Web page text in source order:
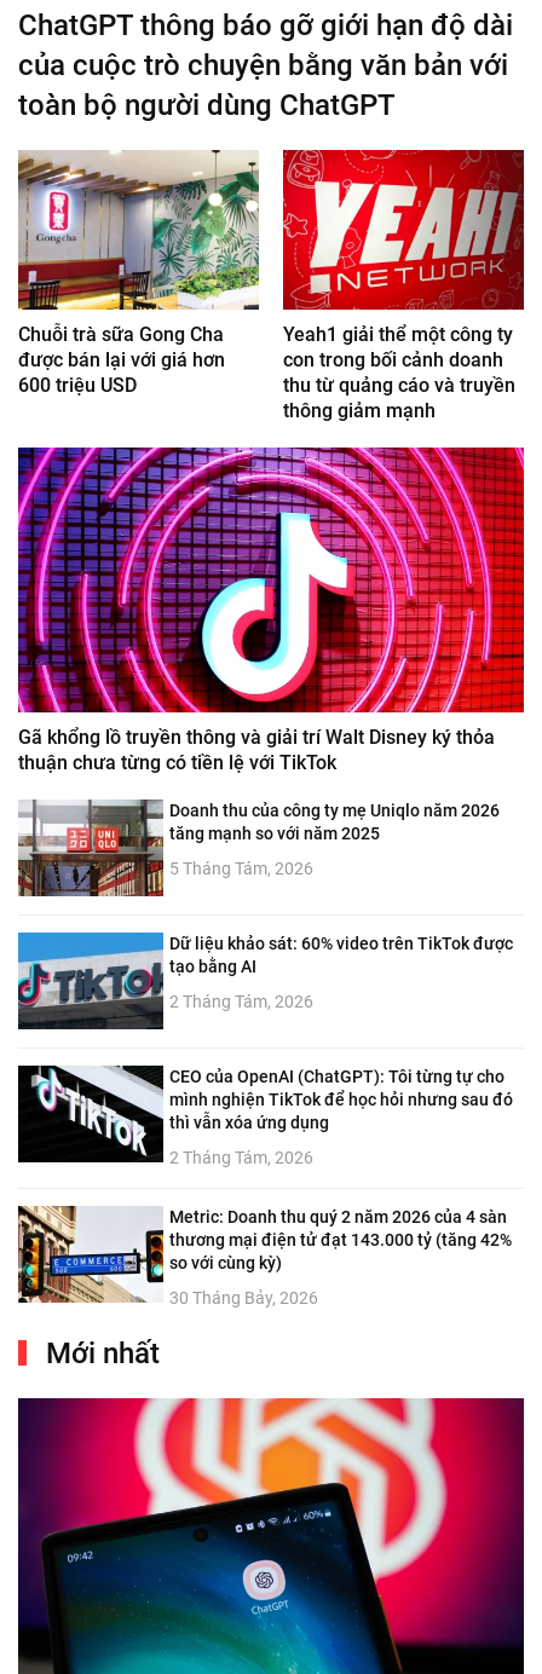
ChatGPT thông báo gỡ giới hạn độ dài
của cuộc trò chuyện bằng văn bản với
toàn bộ người dùng ChatGPT
Chuỗi trà sữa Gong Cha
được bán lại với giá hơn
600 triệu USD
Yeah1 giải thể một công ty
con trong bối cảnh doanh
thu từ quảng cáo và truyền
thông giảm mạnh
Gã khổng lồ truyền thông và giải trí Walt Disney ký thỏa
thuận chưa từng có tiền lệ với TikTok
Doanh thu của công ty mẹ Uniqlo năm 2026
tăng mạnh so với năm 2025
5 Tháng Tám, 2026
Dữ liệu khảo sát: 60% video trên TikTok được
tạo bằng AI
2 Tháng Tám, 2026
CEO của OpenAI (ChatGPT): Tôi từng tự cho
mình nghiện TikTok để học hỏi nhưng sau đó
thì vẫn xóa ứng dụng
2 Tháng Tám, 2026
Metric: Doanh thu quý 2 năm 2026 của 4 sàn
thương mại điện tử đạt 143.000 tỷ (tăng 42%
so với cùng kỳ)
30 Tháng Bảy, 2026
Mới nhất